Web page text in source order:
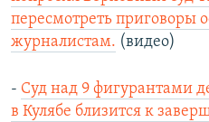
пересмотреть приговоры
журналистам. (видео)
- Суд над 9 фигурантами
в Кулябе близится к